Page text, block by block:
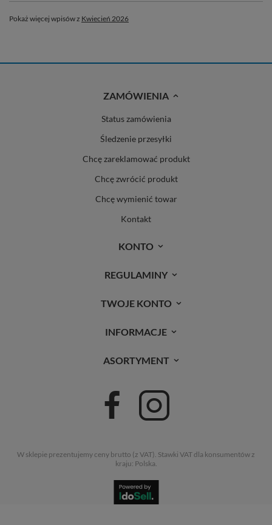
Pokaż więcej wpisów z Kwiecień 2026
ZAMÓWIENIA
Status zamówienia
Śledzenie przesyłki
Chcę zareklamować produkt
Chcę zwrócić produkt
Chcę wymienić towar
Kontakt
KONTO
REGULAMINY
TWOJE KONTO
INFORMACJE
ASORTYMENT
W sklepie prezentujemy ceny brutto (z VAT). Stawki VAT dla konsumentów z
kraju: Polska